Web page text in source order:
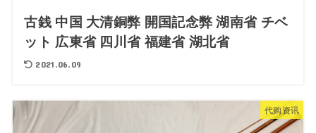
古銭 中国 大清銅弊 開国記念弊 湖南省 チベ
ット 広東省 四川省 福建省 湖北省
2021.06.09
代购资讯